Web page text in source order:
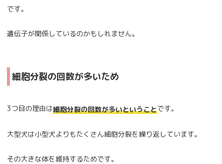
です。
遺伝子が関係しているのかもしれません。
細胞分裂の回数が多いため
3つ目の理由は細胞分裂の回数が多いということです。
大型犬は小型犬よりもたくさん細胞分裂を繰り返しています。
その大きな体を維持するためです。